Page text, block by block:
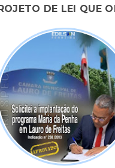
DE LEI QUE